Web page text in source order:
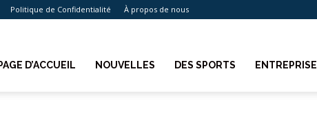
Politique de Confidentialité À propos de nous
PAGE D’ACCUEIL NOUVELLES DES SPORTS ENTREPRISE